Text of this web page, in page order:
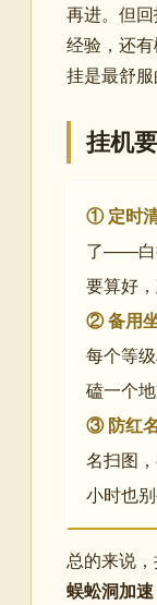
再进。但
经验，还
挂是最舒服
挂机
① 定时
了——白
要算好
② 备用
每个等
磕一个地
③ 防红
名扫图
小时也别
总的来说
蜈蚣洞加